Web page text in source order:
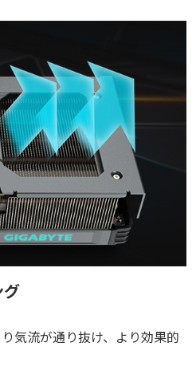
気流が通り抜け、より効果的